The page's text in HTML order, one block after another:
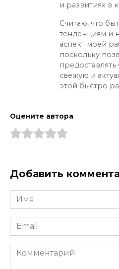
и развитиях в
Считаю, что
тенденциям и
аспект моей
поскольку
свежую и
этой быстро
Оцените автора
Добавить
Имя
*
Email
*
Комментарий